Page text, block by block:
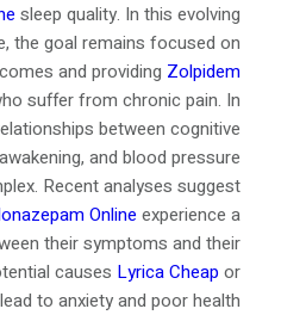
sleep quality. In this evolving
the goal remains focused on
and providing Zolpidem
suffer from chronic pain. In
between cognitive
and blood pressure
Recent analyses suggest
Online experience a
their symptoms and their
causes Lyrica Cheap or
to anxiety and poor health